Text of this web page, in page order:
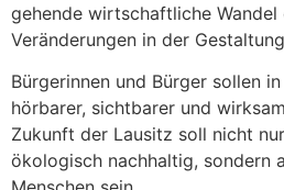
gehende wirtschaftliche
Veränderungen in der
Bürgerinnen und Bürger sollen
hörbarer, sichtbarer und
Zukunft der Lausitz soll nicht
ökologisch nachhaltig, sondern